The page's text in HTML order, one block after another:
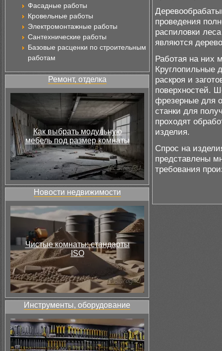
Фасадные работы
Кровельные работы
Электромонтажные работы
Сантехнические работы
Базовые расценки по строительным
работам
Ремонт, отделка
Как выбрать модульную
мебель под размер комнаты
Новости недвижимости
Чистые комнаты: стандарты
ISO
Инструменты, оборудование
проведения
распиловки
являются
Работая на них
Круглопильные
раскроя и
поверхностей.
фрезерные для
станки для
проходят
изделия.
Спрос на
представлены
требования